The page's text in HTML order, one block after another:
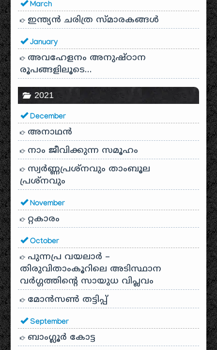
March
ഇന്ത്യൻ ചരിത്ര സ്മാരകങ്ങൾ
January
അവഹേളനം അനുഷ്ഠാന
രൂപങ്ങളിലൂടെ…
2021
December
അനാഥന്‍
നാം ജീവിക്കുന്ന സമൂഹം
സ്വര്‍ണ്ണപ്രശ്‌നവും താംബൂല
പ്രശ്‌നവും
November
റ്റകാരം
October
പുന്നപ്ര വയലാർ –
തിരുവിതാംകൂറിലെ അടിസ്ഥാന
വർഗ്ഗത്തിന്റെ സായുധ വിപ്ലവം
മോൻസൺ തട്ടിപ്പ്
September
ബാംഗ്ലൂർ കോട്ട